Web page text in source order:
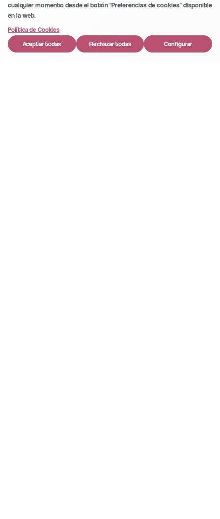
Facettes Dentaires
cualquier momento desde el botón "Preferencias de cookies" disponible
en la web.
Política de Cookies
Aceptar todas
Rechazar todas Configurar